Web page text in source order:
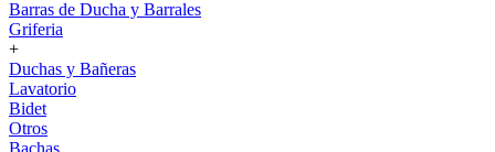
Barras de Ducha y Barrales
Griferia
+
Duchas y Bañeras
Lavatorio
Bidet
Otros
Bachas